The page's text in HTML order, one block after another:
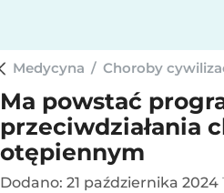
Medycyna / Choroby
Ma powstać
przeciwdziałania
otępiennym
Dodano: 21 października 2024